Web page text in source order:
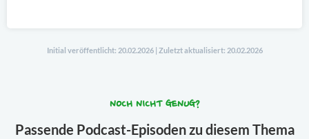
Initial veröffentlicht: 20.02.2026 | Zuletzt aktualisiert: 20.02.2026
NOCH NICHT GENUG?
Passende Podcast-Episoden zu diesem Thema